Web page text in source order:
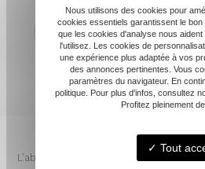
Depuis 1994
L’abus d’alcool est dangereux pour
Nous utilisons des cookies pour
cookies essentiels garantissent le
que les cookies d'analyse nous
l'utilisez. Les cookies de
une expérience plus adaptée à vos
des annonces pertinentes. Vous
paramètres du navigateur. En
politique. Pour plus d'infos, consultez
Profitez pleinement
Tout